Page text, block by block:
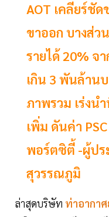
AOT เคลียร์ชั
ขาออก บางส่ว
รายได้ 20%
เกิน 3 พันล้าน
ภาพรวม เร่งน
เพิ่ม ดันค่า
พอร์ตซิตี้ -ผู้ปร
สุวรรณภูมิ
ล่าสุดบริษัท ท่าอากา